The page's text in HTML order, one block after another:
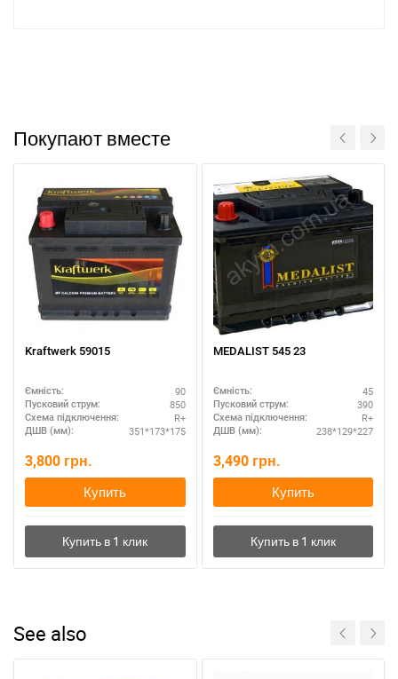
Покупают вместе
Kraftwerk 59015
Ємність: 90
Пусковий струм: 850
Схема підключення: R+
ДШВ (мм): 351*173*175
3,800 грн.
Купить
MEDALIST 545 23
Ємність: 45
Пусковий струм: 390
Схема підключення: R+
ДШВ (мм): 238*129*227
3,490 грн.
Купить
See also